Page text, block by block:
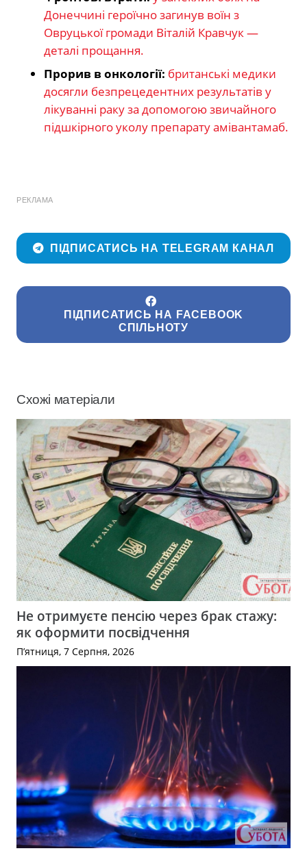
Донеччині героїчно загинув воїн з
Овруцької громади Віталій Кравчук —
деталі прощання.
Прорив в онкології: британські медики
досягли безпрецедентних результатів у
лікуванні раку за допомогою звичайного
підшкірного уколу препарату амівантамаб.
РЕКЛАМА
ПІДПИСАТИСЬ НА TELEGRAM КАНАЛ
ПІДПИСАТИСЬ НА FACEBOOK
СПІЛЬНОТУ
Схожі матеріали
Не отримуєте пенсію через брак стажу:
як оформити посвідчення
П’ятниця, 7 Серпня, 2026